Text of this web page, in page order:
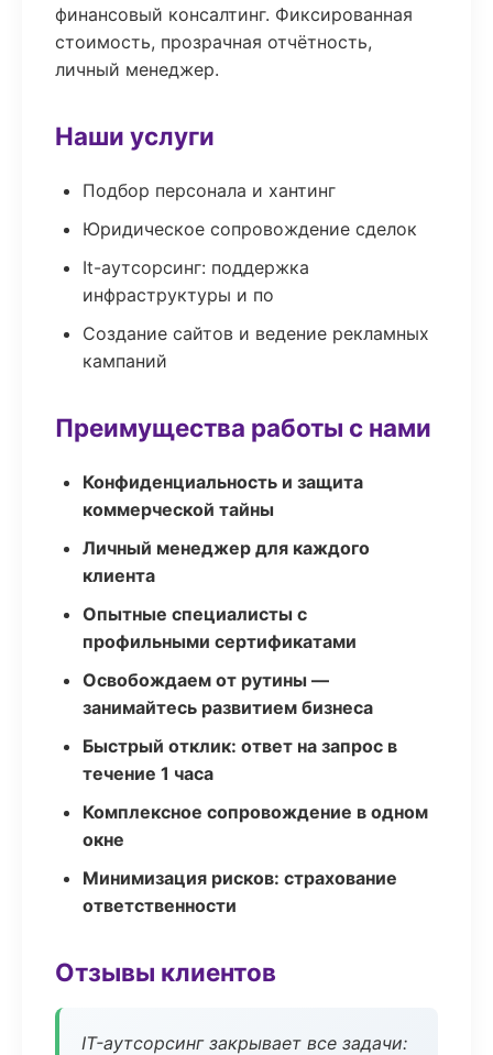
финансовый консалтинг. Фиксированная
стоимость, прозрачная отчётность,
личный менеджер.
Наши услуги
Подбор персонала и хантинг
Юридическое сопровождение сделок
It-аутсорсинг: поддержка
инфраструктуры и по
Создание сайтов и ведение рекламных
кампаний
Преимущества работы с нами
Конфиденциальность и защита
коммерческой тайны
Личный менеджер для каждого
клиента
Опытные специалисты с
профильными сертификатами
Освобождаем от рутины —
занимайтесь развитием бизнеса
Быстрый отклик: ответ на запрос в
течение 1 часа
Комплексное сопровождение в одном
окне
Минимизация рисков: страхование
ответственности
Отзывы клиентов
IT-аутсорсинг закрывает все задачи: